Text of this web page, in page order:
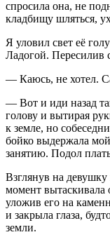
спросила она, не
кладбищу шляться,
Я уловил свет её
Ладогой. Пересилив
— Каюсь, не хотел.
— Вот и иди назад
голову и вытирая
к земле, но
бойко выдержала мой
занятию. Подол
Взглянув на девушку
момент вытаскивала
уложив его на
и закрыла глаза,
земли.